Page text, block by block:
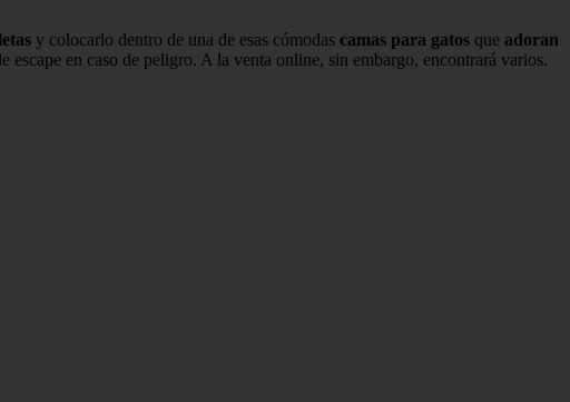
y colocarlo dentro de una de esas cómodas camas para gatos que adoran
escape en caso de peligro. A la venta online, sin embargo, encontrará varios.